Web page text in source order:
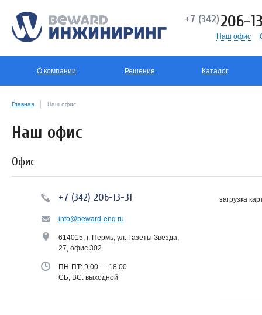
+7 (342)206-
Наш офис
О компании Решения Каталог
Главная Наш офис
Наш офис
Офис
+7 (342) 206-13-31
info@beward-eng.ru
614015, г. Пермь, ул. Газеты Звезда,
27, офис 302
ПН-ПТ: 9.00 — 18.00
СБ, ВС: выходной
загрузка